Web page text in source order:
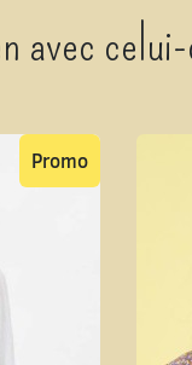
avec
Promo